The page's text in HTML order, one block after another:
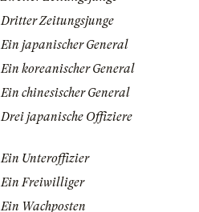
Dritter Zeitungsjunge
Ein japanischer General
Ein koreanischer General
Ein chinesischer General
Drei japanische Offiziere
Ein Unteroffizier
Ein Freiwilliger
Ein Wachposten